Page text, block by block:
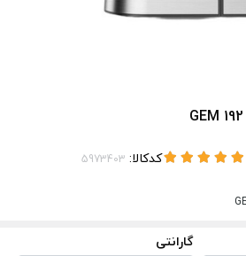
کدکالا:
گارانتی